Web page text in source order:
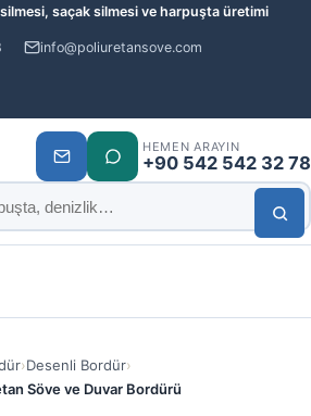
saçak silmesi ve harpuşta üretimi
info@poliuretansove.com
HEMEN ARAYIN
+90 542 542 32 78
›Desenli Bordür›
Söve ve Duvar Bordürü